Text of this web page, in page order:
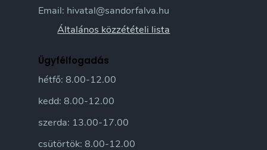
Email: hivatal@sandorfalva.hu
Általános közzétételi lista
Ügyfélfogadás
hétfő: 8.00-12.00
kedd: 8.00-12.00
szerda: 13.00-17.00
csütörtök: 8.00-12.00